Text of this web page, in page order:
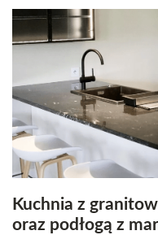
Kuchnia z
oraz podłogą z